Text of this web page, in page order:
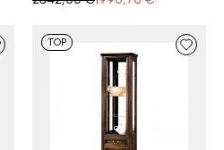
TOP